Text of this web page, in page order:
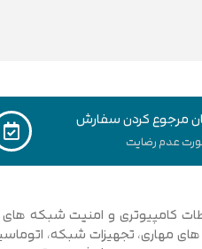
مرجوع کردن سفارش
عدم رضایت